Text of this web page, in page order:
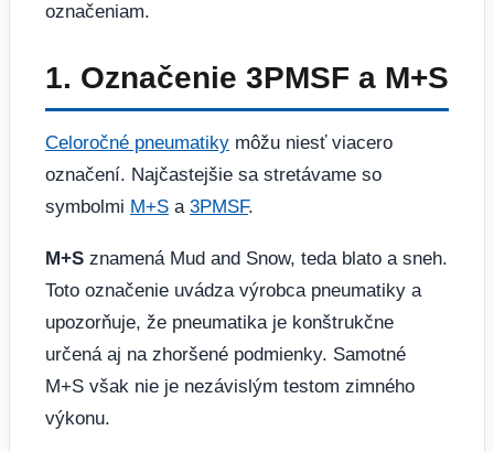
označeniam.
1. Označenie 3PMSF a M+S
Celoročné pneumatiky môžu niesť viacero
označení. Najčastejšie sa stretávame so
symbolmi M+S a 3PMSF.
M+S znamená Mud and Snow, teda blato a sneh.
Toto označenie uvádza výrobca pneumatiky a
upozorňuje, že pneumatika je konštrukčne
určená aj na zhoršené podmienky. Samotné
M+S však nie je nezávislým testom zimného
výkonu.